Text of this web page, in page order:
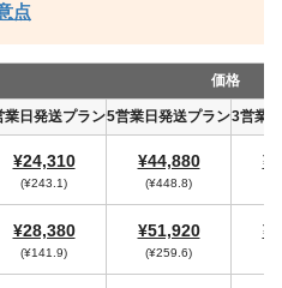
点
価格
業日発送プラン5営業日発送プラン3営業
¥24,310
(¥243.1)
¥44,880
(¥448.8)
¥28,380
(¥141.9)
¥51,920
(¥259.6)